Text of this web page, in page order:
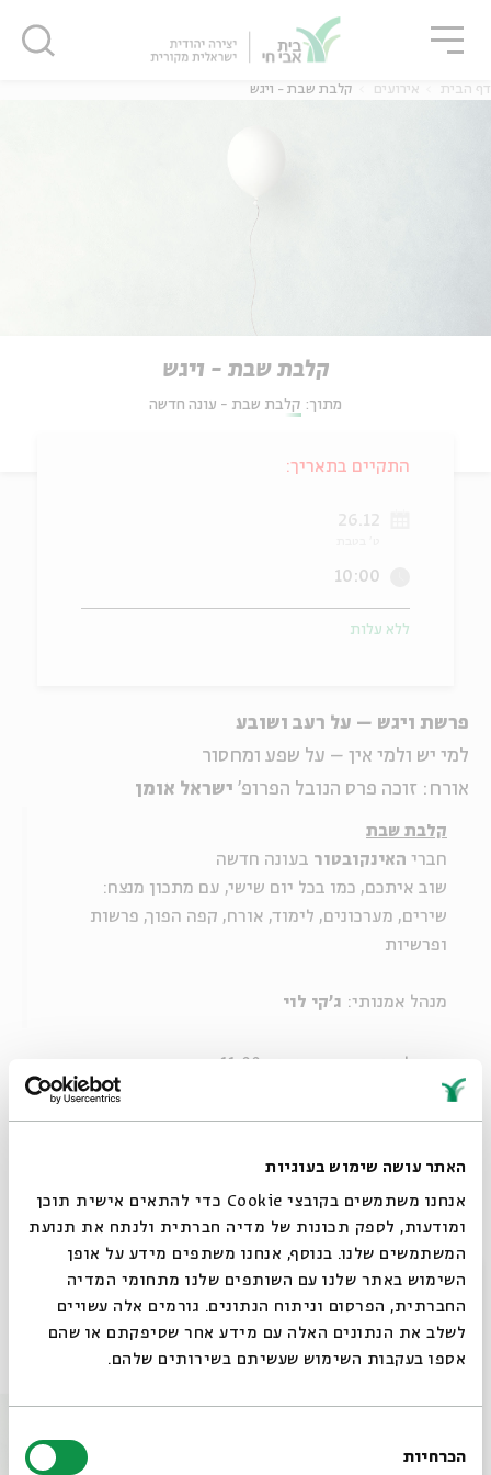
האתר עושה שימוש בעוגיות
אנחנו משתמשים בקובצי Cookie כדי להתאים אישית תוכן
ומודעות, לספק תכונות של מדיה חברתית ולנתח את תנועת
המשתמשים שלנו. בנוסף, אנחנו משתפים מידע על אופן
השימוש באתר שלנו עם השותפים שלנו מתחומי המדיה
החברתית, הפרסום וניתוח הנתונים. גורמים אלה עשויים
לשלב את הנתונים האלה עם מידע אחר שסיפקתם או שהם
אספו בעקבות השימוש שעשיתם בשירותים שלהם.
הסכמה
הכרחיות
דף הבית אירועים קלבת שבת - ויגש
קלבת שבת - ויגש
מתוך: קלבת שבת - עונה חדשה
פרשת ויגש – על רעב ושובע
למי יש ולמי אין – על שפע ומחסור
אורח: זוכה פרס הנובל הפרופ' ישראל אומן
קלבת שבת
חברי האינקובטור בעונה חדשה
שוב איתכם, כמו בכל יום שישי, עם מתכון מנצח:
שירים, מערכונים, לימוד, אורח, קפה הפוך, פרשות
ופרשיות
מנהל אמנותי: ג'קי לוי
חוזרים לשעון חורף - בשעה 11:00.
פרטים על נושאי ואורחי המפגשים בהמשך.
רוצים עוד? הכנסו
שיתוף הוספה ליומן הרשמה לאירועים דומים
התקיים בתאריך:
26.12
10:00
ללא עלות
אירועים נוספים בסדרה
סגור
סגור